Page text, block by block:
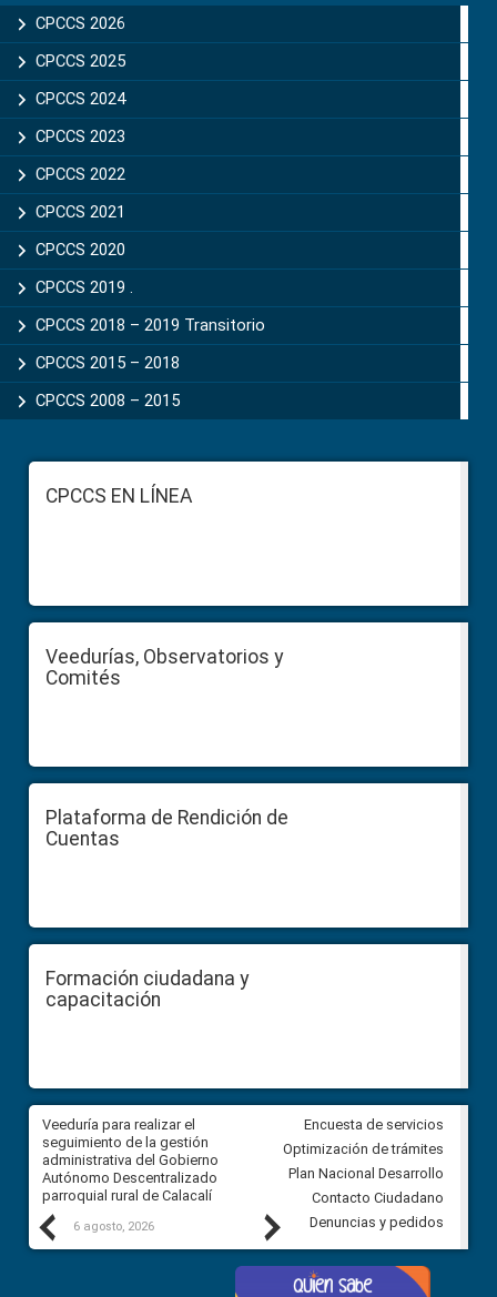
Sidebar
CPCCS 2026
CPCCS 2025
CPCCS 2024
CPCCS 2023
CPCCS 2022
CPCCS 2021
CPCCS 2020
CPCCS 2019 .
CPCCS 2018 – 2019 Transitorio
CPCCS 2015 – 2018
CPCCS 2008 – 2015
FooterCPCCS EN LÍNEA
Veedurías, Observatorios y
Comités
Plataforma de Rendición de
Cuentas
Formación ciudadana y
capacitación
Previous
Veeduría para realizar el
seguimiento de la gestión
administrativa del Gobierno
Autónomo Descentralizado
parroquial rural de Calacalí
6 agosto, 2026
Veeduría para vigilar los
derivados de la Audiencia
comunidad Urbina, parroquia
Carolina
5 agosto, 2026
Next
Encuesta de servicios
Optimización de trámites
Plan Nacional Desarrollo
Contacto Ciudadano
Denuncias y pedidos